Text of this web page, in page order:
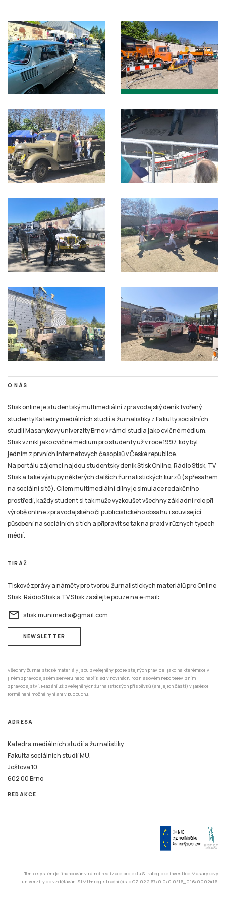
O NÁS
Stisk online je studentský multimediální zpravodajský deník tvořený
studenty Katedry mediálních studií a žurnalistiky z Fakulty sociálních
studií Masarykovy univerzity Brno v rámci studia jako cvičné médium.
Stisk vznikl jako cvičné médium pro studenty už v roce 1997, kdy byl
jedním z prvních internetových časopisů v České republice.
Na portálu zájemci najdou studentský deník Stisk Online, Rádio Stisk, TV
Stisk a také výstupy některých dalších žurnalistických kurzů (s přesahem
na sociální sítě). Cílem multimediální dílny je simulace redakčního
prostředí, každý student si tak může vyzkoušet všechny základní role při
výrobě online zpravodajského či publicistického obsahu i související
působení na sociálních sítích a připravit se tak na praxi v různých typech
médií.
TIRÁŽ
Tiskové zprávy a náměty pro tvorbu žurnalistických materiálů pro Online
Stisk, Rádio Stisk a TV Stisk zasílejte pouze na e-mail:
email stisk.munimedia@gmail.com
NEWSLETTER
Všechny žurnalistické materiály jsou zveřejněny podle stejných pravidel jako na kterémkoliv
jiném zpravodajském serveru nebo například v novinách, rozhlasovém nebo televizním
zpravodajství. Mazání už zveřejněných žurnalistických příspěvků (ani jejich částí) v jakékoli
formě není možné nyní ani v budoucnu.
ADRESA
Katedra mediálních studií a žurnalistiky,
Fakulta sociálních studií MU,
Joštova 10,
602 00 Brno
REDAKCE
Tento systém je financován v rámci realizace projektu Strategické investice Masarykovy
univerzity do vzdělávání SIMU+ registrační číslo CZ.02.2.67/0.0/0.0/16_016/0002416.